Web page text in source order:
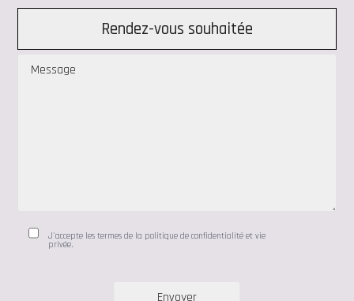
Rendez-vous souhaitée
J'accepte les termes de la politique de confidentialité et vie
privée.